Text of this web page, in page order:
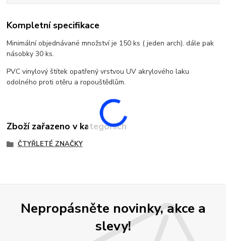
Kompletní specifikace
Minimální objednávané množství je 150 ks ( jeden arch). dále pak
násobky 30 ks.
PVC vinylový štítek opatřený vrstvou UV akrylového laku
odolného proti otěru a ropouštědlům.
Zboží zařazeno v kategoriích
ČTYŘLETÉ ZNAČKY
Nepropásněte novinky, akce a
slevy!